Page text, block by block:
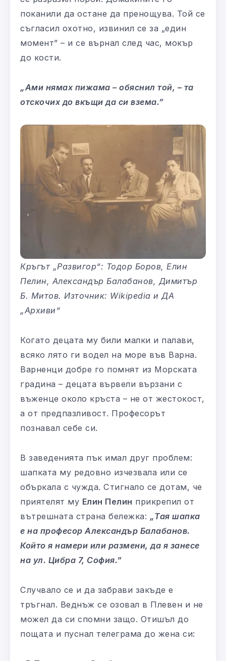
поканили да остане да пренощува. Той се
съгласил охотно, извинил се за „един
момент” – и се върнал след час, мокър
до кости.
„Ами нямах пижама – обяснил той, – та
отскочих до вкъщи да си взема.”
Кръгът „Развигор“: Тодор Боров, Елин
Пелин, Александър Балабанов, Димитър
Б. Митов. Източник: Wikipedia и ДА
„Архиви“
Когато децата му били малки и палави,
всяко лято ги водел на море във Варна.
Варненци добре го помнят из Морската
градина – децата вървели вързани с
въженце около кръста – не от жестокост,
а от предпазливост. Професорът
познавал себе си.
В заведенията пък имал друг проблем:
шапката му редовно изчезвала или се
объркала с чужда. Стигнало се дотам, че
приятелят му Елин Пелин прикрепил от
вътрешната страна бележка: „Тая шапка
е на професор Александър Балабанов.
Който я намери или размени, да я занесе
на ул. Цибра 7, София.”
Случвало се и да забрави закъде е
тръгнал. Веднъж се озовал в Плевен и не
можел да си спомни защо. Отишъл до
пощата и пуснал телеграма до жена си: